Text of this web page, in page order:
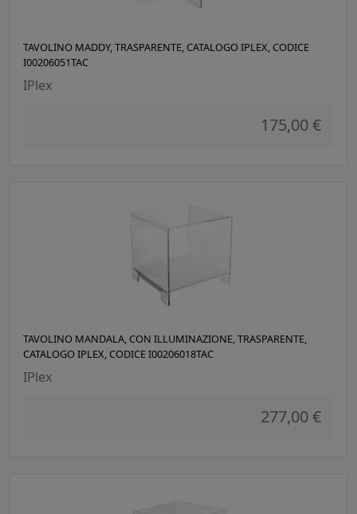
TAVOLINO MADDY, TRASPARENTE, CATALOGO IPLEX, CODICE
I00206051TAC
IPlex
175,00 €
TAVOLINO MANDALA, CON ILLUMINAZIONE, TRASPARENTE,
CATALOGO IPLEX, CODICE I00206018TAC
IPlex
277,00 €